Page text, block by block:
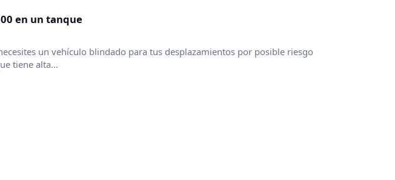
en un tanque
un vehículo blindado para tus desplazamientos por posible riesgo
tiene alta...